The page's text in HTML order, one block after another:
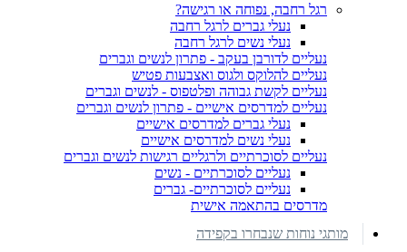
רגל רחבה, נפוחה או רגישה?
נעלי גברים לרגל רחבה
נעלי נשים לרגל רחבה
נעליים לדורבן בעקב - פתרון לנשים וגברים
נעליים להלוקס ולגוס ואצבעות פטיש
נעליים לקשת גבוהה ופלטפוס - לנשים וגברים
נעליים למדרסים אישיים - פתרון לנשים וגברים
נעלי גברים למדרסים אישיים
נעלי נשים למדרסים אישיים
נעליים לסוכרתיים ולרגליים רגישות לנשים וגברים
נעליים לסוכרתיים - נשים
נעליים לסוכרתיים- גברים
מדרסים בהתאמה אישית
מותגי נוחות שנבחרו בקפידה